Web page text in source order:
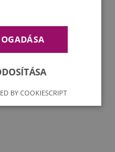
BY COOKIESCRIPT